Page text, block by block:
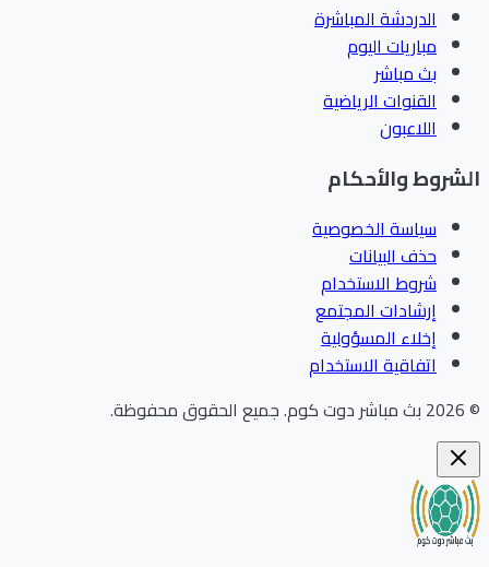
الدردشة المباشرة
مباريات اليوم
بث مباشر
القنوات الرياضية
اللاعبون
والأحكام
سياسة الخصوصية
حذف البيانات
شروط الاستخدام
إرشادات المجتمع
إخلاء المسؤولية
اتفاقية الاستخدام
بث مباشر دوت كوم.جميع الحقوق محفوظة.